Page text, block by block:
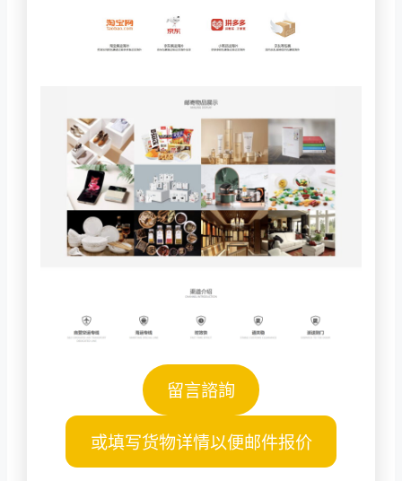
留言諮詢
或填写货物详情以便邮件报价